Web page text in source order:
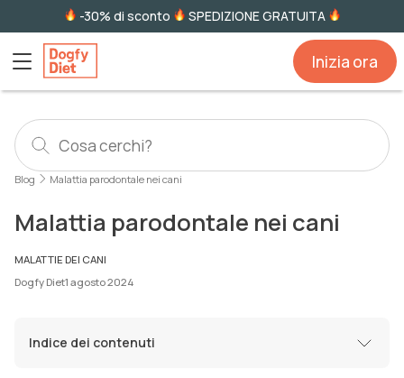
-30% di sconto SPEDIZIONE GRATUITA
Inizia ora
Blog Malattia parodontale nei cani
Malattia parodontale nei cani
MALATTIE DEI CANI
Dogfy Diet1 agosto 2024
Indice dei contenuti